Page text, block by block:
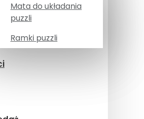
Mata do układania
puzzli
Ramki puzzli